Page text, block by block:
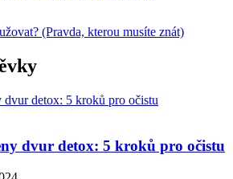
(Pravda, kterou musíte znát)
dvur detox: 5 kroků pro očistu